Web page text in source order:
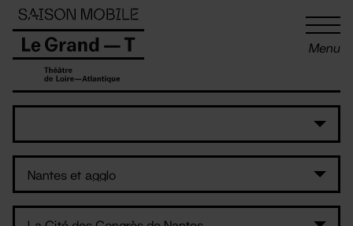
Menu
Panneau de gestion des cookies